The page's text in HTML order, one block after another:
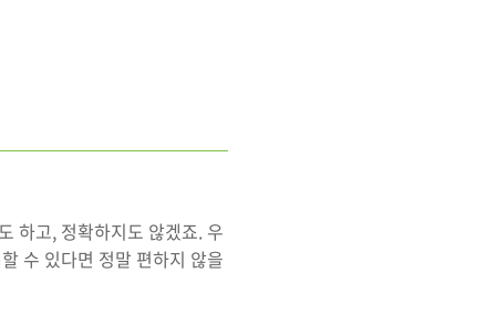
하고, 정확하지도 않겠죠. 우
수 있다면 정말 편하지 않을